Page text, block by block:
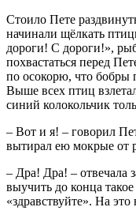
Стоило Пете
начинали щёлкать
дороги! С дороги!»,
похвастаться перед
по осокорю, что
Выше всех птиц
синий колокольчик
– Вот и я! – говорил
вытирал ею мокрые от
– Дра! Дра! – отвечала
выучить до конца
«здравствуйте». На